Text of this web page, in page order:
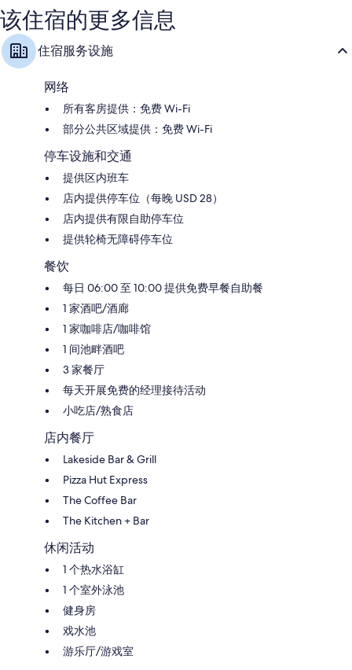
叉
口
镇
中
心
该住宿的更多信息
住宿服务设施
网络
所有客房提供：免费 Wi-Fi
部分公共区域提供：免费 Wi-Fi
停车设施和交通
提供区内班车
店内提供停车位（每晚 USD 28）
店内提供有限自助停车位
提供轮椅无障碍停车位
餐饮
每日 06:00 至 10:00 提供免费早餐自助餐
1 家酒吧/酒廊
1 家咖啡店/咖啡馆
1 间池畔酒吧
3 家餐厅
每天开展免费的经理接待活动
小吃店/熟食店
店内餐厅
Lakeside Bar & Grill
Pizza Hut Express
The Coffee Bar
The Kitchen + Bar
休闲活动
1 个热水浴缸
1 个室外泳池
健身房
戏水池
游乐厅/游戏室